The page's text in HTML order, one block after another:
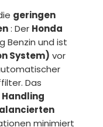
geringen
: Der Honda
Benzin und ist
System) vor
Das
minimiert